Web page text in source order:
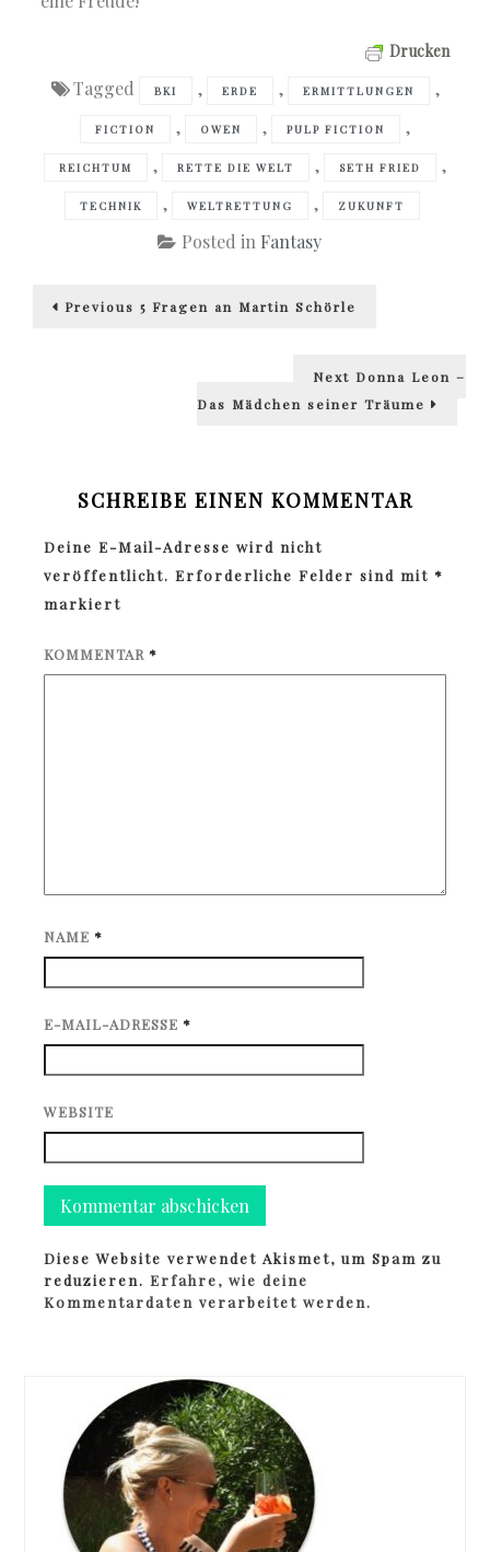
Drucken
Tagged BKI , ERDE , ERMITTLUNGEN ,
FICTION , OWEN , PULP FICTION ,
REICHTUM , RETTE DIE WELT , SETH FRIED ,
TECHNIK , WELTRETTUNG , ZUKUNFT
Posted in Fantasy
Beitragsnavigation
Previous
Previous
5 Fragen an Martin Schörle
Next Next
Donna Leon –
Das Mädchen seiner Träume
SCHREIBE EINEN KOMMENTAR
Deine E-Mail-Adresse wird nicht
veröffentlicht. Erforderliche Felder sind mit *
markiert
KOMMENTAR *
NAME *
E-MAIL-ADRESSE *
WEBSITE
Diese Website verwendet Akismet, um Spam zu
reduzieren.Erfahre, wie deine
Kommentardaten verarbeitet werden.